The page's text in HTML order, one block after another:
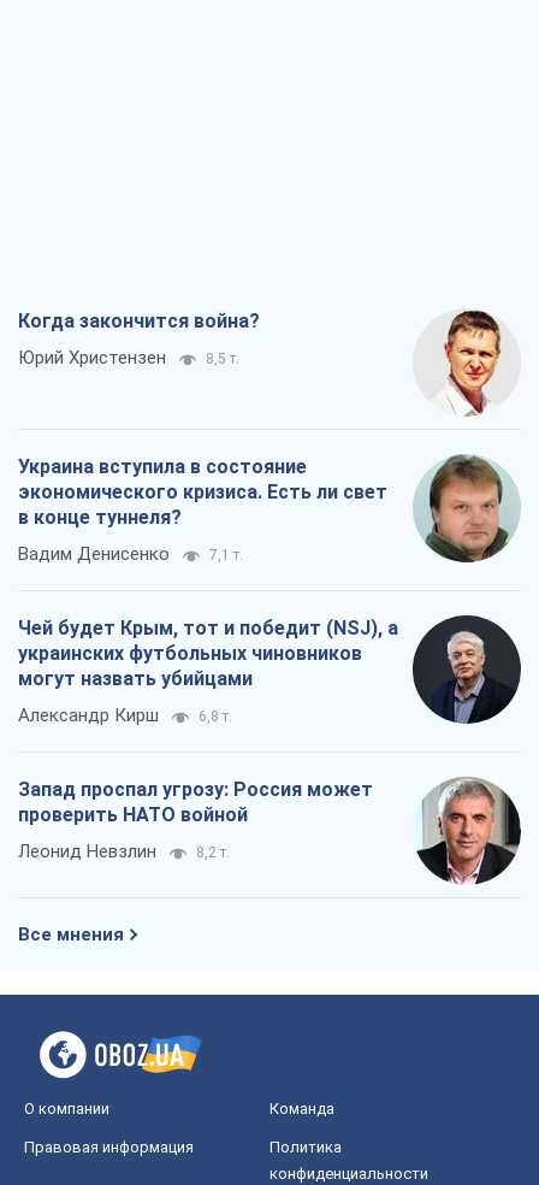
Когда закончится война?
Юрий Христензен 8,5 т.
Украина вступила в состояние
экономического кризиса. Есть ли свет
в конце туннеля?
Вадим Денисенко 7,1 т.
Чей будет Крым, тот и победит (NSJ), а
украинских футбольных чиновников
могут назвать убийцами
Александр Кирш 6,8 т.
Запад проспал угрозу: Россия может
проверить НАТО войной
Леонид Невзлин 8,2 т.
Все мнения
О компании Команда
Правовая информация
Политика
конфиденциальности